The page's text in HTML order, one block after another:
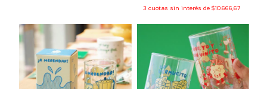
3 cuotas sin interés de $10.666,67